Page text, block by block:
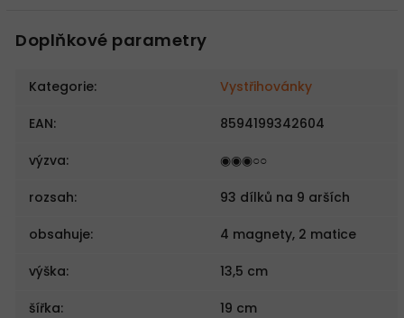
Doplňkové parametry
Kategorie: Vystřihovánky
EAN: 8594199342604
výzva: ◉◉◉○○
rozsah: 93 dílků na 9 arších
obsahuje: 4 magnety, 2 matice
výška: 13,5 cm
šířka: 19 cm